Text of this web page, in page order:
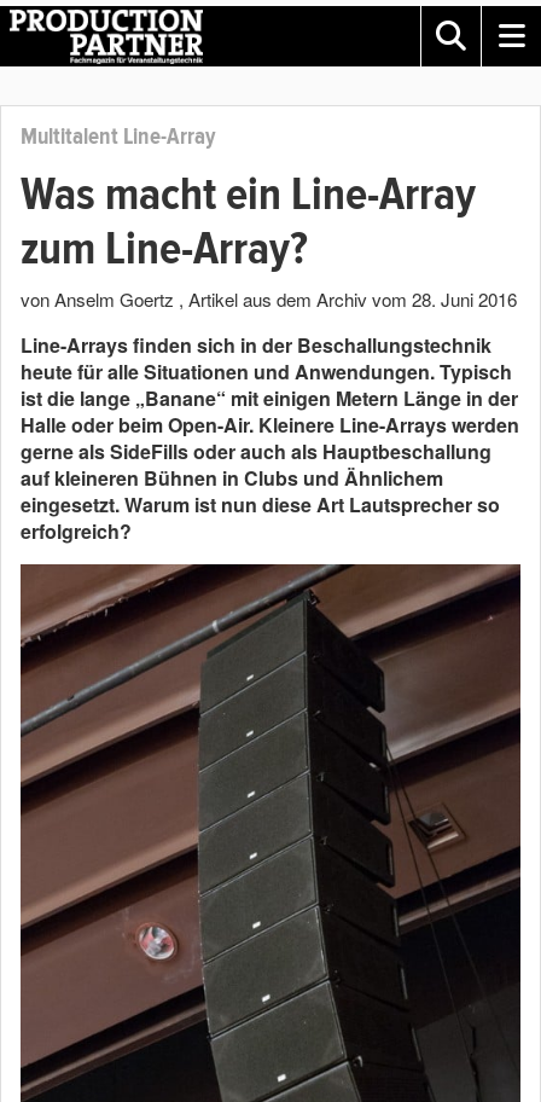
Multitalent Line-Array
Was macht ein Line-Array
zum Line-Array?
von Anselm Goertz , Artikel aus dem Archiv vom 28. Juni 2016
Line-Arrays finden sich in der Beschallungstechnik
heute für alle Situationen und Anwendungen. Typisch
ist die lange „Banane“ mit einigen Metern Länge in der
Halle oder beim Open-Air. Kleinere Line-Arrays werden
gerne als SideFills oder auch als Hauptbeschallung
auf kleineren Bühnen in Clubs und Ähnlichem
eingesetzt. Warum ist nun diese Art Lautsprecher so
erfolgreich?